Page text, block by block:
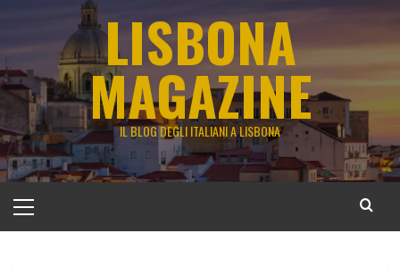
LISBONA
MAGAZINE
IL BLOG DEGLI ITALIANI A LISBONA
principale